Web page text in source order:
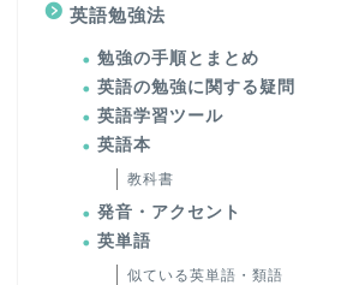
英語勉強法
勉強の手順とまとめ
英語の勉強に関する疑問
英語学習ツール
英語本
教科書
発音・アクセント
英単語
似ている英単語・類語